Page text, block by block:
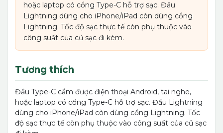
hoặc laptop có cổng Type-C hỗ trợ sạc. Đầu
Lightning dùng cho iPhone/iPad còn dùng cổng
Lightning. Tốc độ sạc thực tế còn phụ thuộc vào
công suất của củ sạc đi kèm.
Tương thích
Đầu Type-C cắm được điện thoại Android, tai nghe,
hoặc laptop có cổng Type-C hỗ trợ sạc. Đầu Lightning
dùng cho iPhone/iPad còn dùng cổng Lightning. Tốc
độ sạc thực tế còn phụ thuộc vào công suất của củ sạc